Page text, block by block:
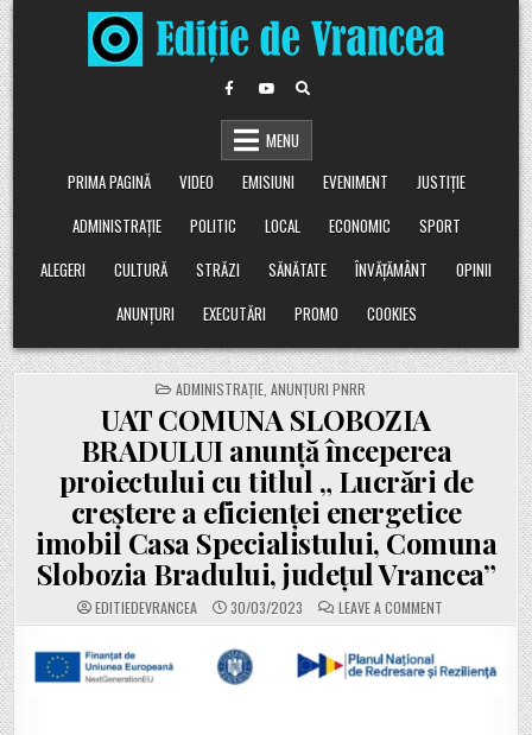
Skip
to
content
MENU
PRIMA PAGINĂ
VIDEO EMISIUNI EVENIMENT
JUSTIȚIE
ADMINISTRAȚIE
POLITIC LOCAL ECONOMIC
SPORT
ALEGERI
CULTURĂ STRĂZI SĂNĂTATE ÎNVĂȚĂMÂNT
OPINII
ANUNȚURI
EXECUTĂRI PROMO COOKIES
POSTED
IN
ADMINISTRAȚIE, ANUNȚURI PNRR
UAT COMUNA SLOBOZIA
BRADULUI anunță începerea
proiectului cu titlul „ Lucrări de
creștere a eficienței energetice
imobil Casa Specialistului, Comuna
Slobozia Bradului, județul Vrancea”
EDITIEDEVRANCEA 30/03/2023 LEAVE A COMMENT
UAT
BRADULUI
ANUNȚĂ